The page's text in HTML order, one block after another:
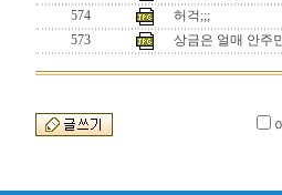
574
허걱;;;
573
상금은 얼매 안주